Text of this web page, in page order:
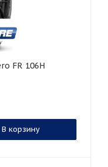
FR 106H
В корзину